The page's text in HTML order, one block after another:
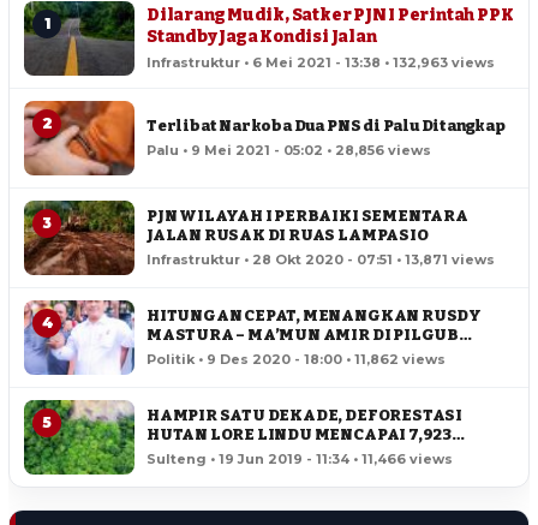
1
Dilarang Mudik, Satker PJN I Perintah PPK
Standby Jaga Kondisi Jalan
Infrastruktur • 6 Mei 2021 - 13:38 • 132,963 views
2 Terlibat Narkoba Dua PNS di Palu Ditangkap
Palu • 9 Mei 2021 - 05:02 • 28,856 views
3
PJN WILAYAH I PERBAIKI SEMENTARA
JALAN RUSAK DI RUAS LAMPASIO
Infrastruktur • 28 Okt 2020 - 07:51 • 13,871 views
4
HITUNGAN CEPAT, MENANGKAN RUSDY
MASTURA – MA’MUN AMIR DI PILGUB
SULTENG
Politik • 9 Des 2020 - 18:00 • 11,862 views
5
HAMPIR SATU DEKADE, DEFORESTASI
HUTAN LORE LINDU MENCAPAI 7,923
HEKTAR
Sulteng • 19 Jun 2019 - 11:34 • 11,466 views